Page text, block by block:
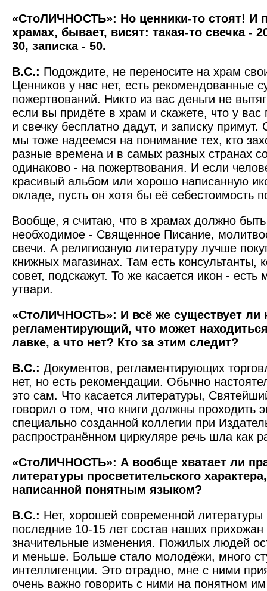
«СтоЛИЧНОСТЬ»: Но ценники-то стоят! И
храмах, бывает, висят: такая-то свечка -
30, записка - 50.
В.С.: Подождите, не переносите на храм
Ценников у нас нет, есть рекомендованные
пожертвований. Никто из вас деньги не
если вы придёте в храм и скажете, что у вас
и свечку бесплатно дадут, и записку примут.
мы тоже надеемся на понимание тех, кто
разные времена и в самых разных странах
одинаково - на пожертвования. И если
красивый альбом или хорошо написанную
окладе, пусть он хотя бы её себестоимость
Вообще, я считаю, что в храмах должно
необходимое - Священное Писание,
свечи. А религиозную литературу лучше
книжных магазинах. Там есть консультанты,
совет, подскажут. То же касается икон - есть
утвари.
«СтоЛИЧНОСТЬ»: И всё же существует ли
регламентирующий, что может
лавке, а что нет? Кто за этим следит?
В.С.: Документов, регламентирующих
нет, но есть рекомендации. Обычно
это сам. Что касается литературы,
говорил о том, что книги должны проходить
специально созданной коллегии при
распространённом циркуляре речь шла как
«СтоЛИЧНОСТЬ»: А вообще хватает ли
литературы просветительского
написанной понятным языком?
В.С.: Нет, хорошей современной литературы
последние 10-15 лет состав наших прихожан
значительные изменения. Пожилых людей
и меньше. Больше стало молодёжи, много
интеллигенции. Это отрадно, мне с ними
очень важно говорить с ними на понятном